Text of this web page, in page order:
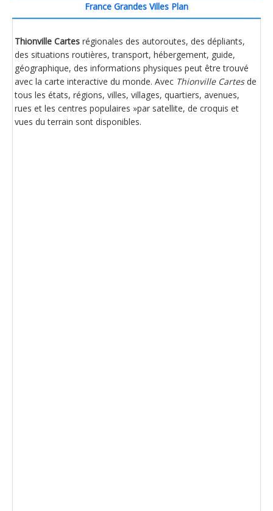
France Grandes Villes Plan
Thionville Cartes régionales des autoroutes, des dépliants,
des situations routières, transport, hébergement, guide,
géographique, des informations physiques peut être trouvé
avec la carte interactive du monde. Avec Thionville Cartesde
tous les états, régions, villes, villages, quartiers, avenues,
rues et les centres populaires »par satellite, de croquis et
vues du terrain sont disponibles.